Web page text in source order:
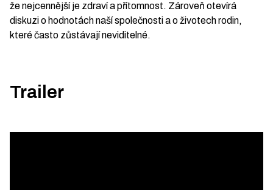
že nejcennější je zdraví a přítomnost. Zároveň otevírá
diskuzi o hodnotách naší společnosti a o životech rodin,
které často zůstávají neviditelné.
Trailer